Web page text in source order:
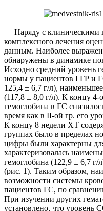
Наряду с клиническими
комплексного лечения
данным. Наиболее
обнаружены в динамике
Исходно средний уровень
нормы у пациентов I ГР и
125,4 ± 6,7 г/л),
(117,8 ± 8,0 г/л). К концу
гемоглобина в ГС
время как в II-ой гр. его
К концу 8 недели ХТ
группах было в пределах
цифры были характерны
характеризовалась
гемоглобина (122,9 ± 6,7 г/
(рис. 1). Таким образом,
возможности системы
пациентов ГС, по
При изучении других
установлено, что